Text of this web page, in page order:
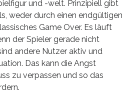
und -welt. Prinzipiell gibt
weder durch einen endgültigen
Game Over. Es läuft
der Spieler gerade nicht
andere Nutzer aktiv und
Das kann die Angst
zu verpassen und so das